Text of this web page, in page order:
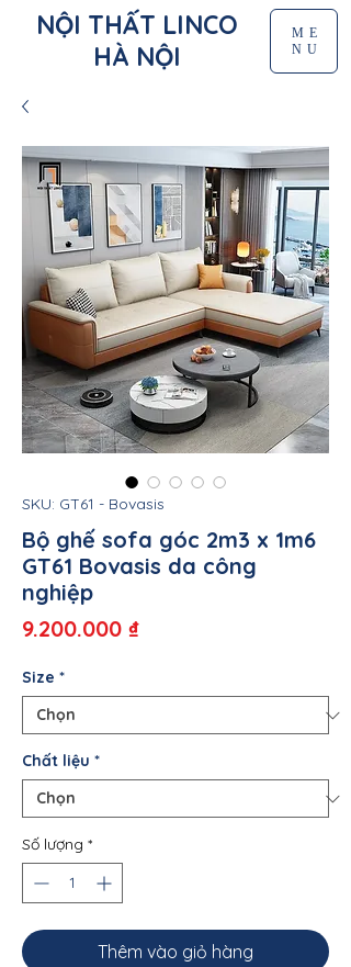
NỘI THẤT LINCO
HÀ NỘI
ME
NU
SKU: GT61 - Bovasis
Bộ ghế sofa góc 2m3 x 1m6
GT61 Bovasis da công
nghiệp
9.200.000 ₫Giá
Size *
Chất liệu *
Số lượng *
Thêm vào giỏ hàng